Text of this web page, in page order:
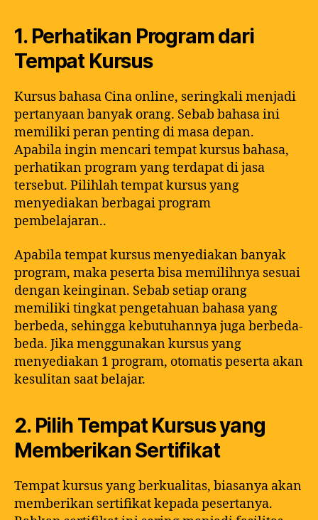
1. Perhatikan Program dari
Tempat Kursus
Kursus bahasa Cina online, seringkali menjadi
pertanyaan banyak orang. Sebab bahasa ini
memiliki peran penting di masa depan.
Apabila ingin mencari tempat kursus bahasa,
perhatikan program yang terdapat di jasa
tersebut. Pilihlah tempat kursus yang
menyediakan berbagai program
pembelajaran..
Apabila tempat kursus menyediakan banyak
program, maka peserta bisa memilihnya sesuai
dengan keinginan. Sebab setiap orang
memiliki tingkat pengetahuan bahasa yang
berbeda, sehingga kebutuhannya juga berbeda-
beda. Jika menggunakan kursus yang
menyediakan 1 program, otomatis peserta akan
kesulitan saat belajar.
2. Pilih Tempat Kursus yang
Memberikan Sertifikat
Tempat kursus yang berkualitas, biasanya akan
memberikan sertifikat kepada pesertanya.